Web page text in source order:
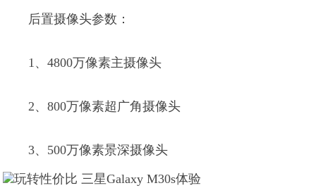
后置摄像头参数：
1、4800万像素主摄像头
2、800万像素超广角摄像头
3、500万像素景深摄像头